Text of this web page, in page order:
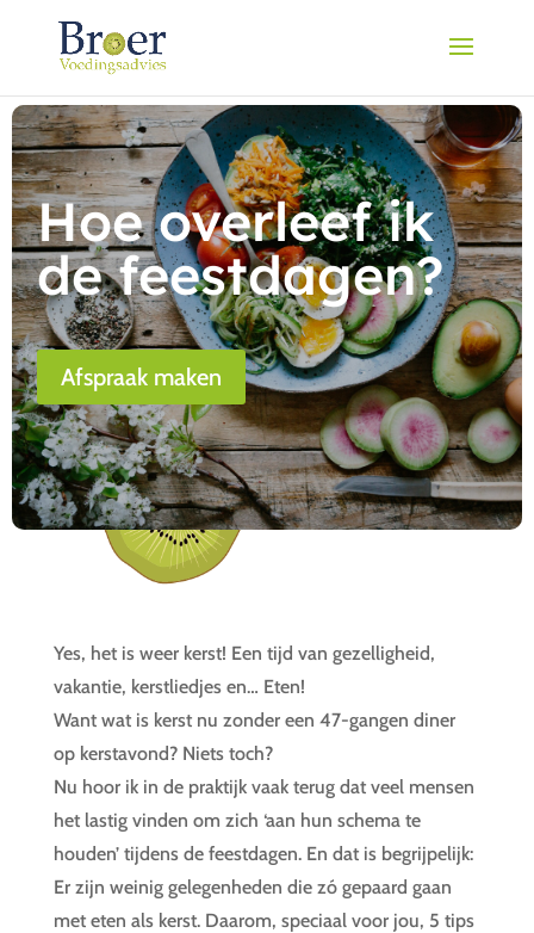
Hoe overleef ik
de feestdagen?
Afspraak maken
Yes, het is weer kerst! Een tijd van gezelligheid,
vakantie, kerstliedjes en… Eten!
Want wat is kerst nu zonder een 47-gangen diner
op kerstavond? Niets toch?
Nu hoor ik in de praktijk vaak terug dat veel mensen
het lastig vinden om zich ‘aan hun schema te
houden’ tijdens de feestdagen. En dat is begrijpelijk:
Er zijn weinig gelegenheden die zó gepaard gaan
met eten als kerst. Daarom, speciaal voor jou, 5 tips